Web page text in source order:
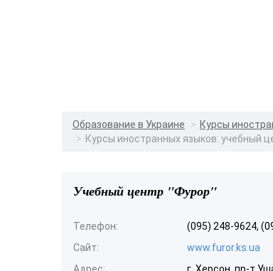
Образование в Украине
Курсы
Курсы иностранных языков: учебный
Учебный центр "Фурор"
Телефон:
(095) 248-9624,
Сайт:
www.furor.ks.ua